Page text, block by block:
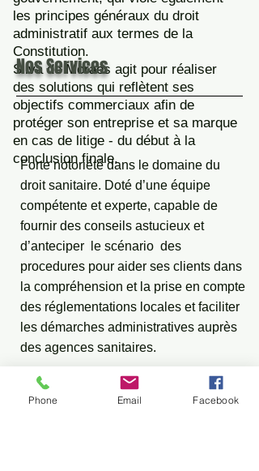
les principes généraux du droit
administratif aux termes de la
Constitution.
Silva de Moraes agit pour réaliser
des solutions qui reflètent ses
objectifs commerciaux afin de
protéger son entreprise et sa marque
en cas de litige - du début à la
conclusion finale.
Nos Services
Forte notoriété dans le domaine du
droit sanitaire. Doté d’une équipe
compétente et experte, capable de
fournir des conseils astucieux et
d’anteciper le scénario des
procedures pour aider ses clients dans
la compréhension et la prise en compte
des réglementations locales et faciliter
les démarches administratives auprès
des agences sanitaires.
Ouverture d’établissements (industrie
Phone Email Facebook